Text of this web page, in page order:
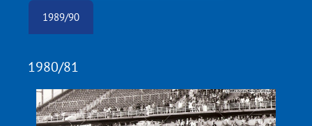
1989/90
1980/81